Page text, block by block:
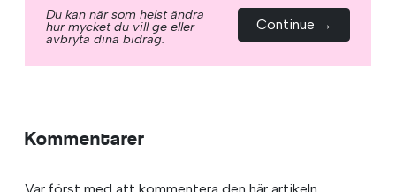
Du kan när som helst ändra
hur mycket du vill ge eller
avbryta dina bidrag.
Continue →
Kommentarer